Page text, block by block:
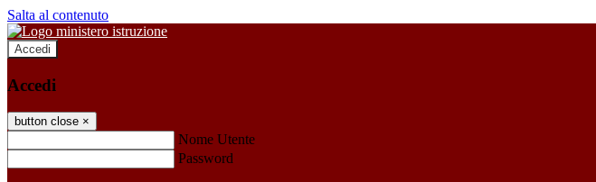
Salta al contenuto
Accedi
Accedi
button close ×
Nome Utente
Password